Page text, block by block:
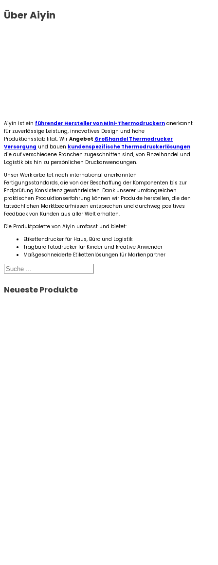
Über Aiyin
Aiyin ist ein führender Hersteller von Mini-Thermodruckern anerkannt
für zuverlässige Leistung, innovatives Design und hohe
Produktionsstabilität. Wir Angebot Großhandel Thermodrucker
Versorgung und bauen kundenspezifische Thermodruckerlösungen
die auf verschiedene Branchen zugeschnitten sind, von Einzelhandel und
Logistik bis hin zu persönlichen Druckanwendungen.
Unser Werk arbeitet nach international anerkannten
Fertigungsstandards, die von der Beschaffung der Komponenten bis zur
Endprüfung Konsistenz gewährleisten. Dank unserer umfangreichen
praktischen Produktionserfahrung können wir Produkte herstellen, die den
tatsächlichen Marktbedürfnissen entsprechen und durchweg positives
Feedback von Kunden aus aller Welt erhalten.
Die Produktpalette von Aiyin umfasst und bietet:
Etikettendrucker für Haus, Büro und Logistik
Tragbare Fotodrucker für Kinder und kreative Anwender
Maßgeschneiderte Etikettenlösungen für Markenpartner
Suchen
Neueste Produkte